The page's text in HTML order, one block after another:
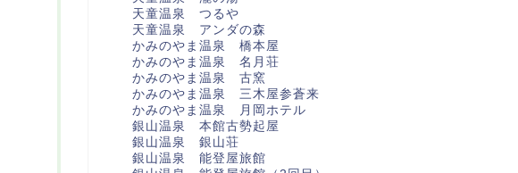
天童温泉 つるや
天童温泉 アンダの森
かみのやま温泉 橋本屋
かみのやま温泉 名月荘
かみのやま温泉 古窯
かみのやま温泉 三木屋参蒼来
かみのやま温泉 月岡ホテル
銀山温泉 本館古勢起屋
銀山温泉 銀山荘
銀山温泉 能登屋旅館